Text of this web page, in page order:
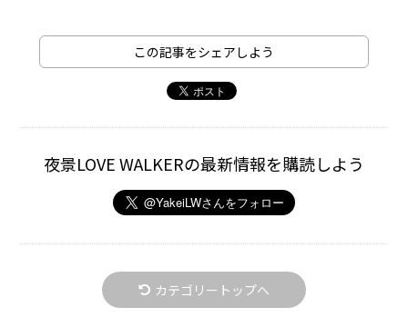
この記事をシェアしよう
夜景LOVE WALKERの最新情報を購読しよう
カテゴリートップへ